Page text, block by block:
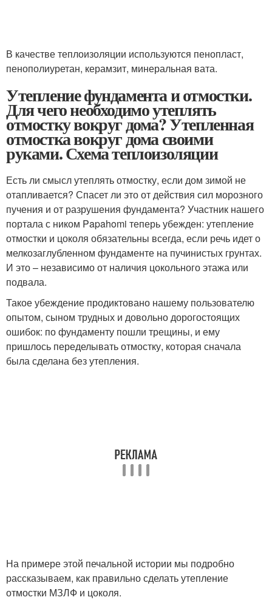
В качестве теплоизоляции используются пенопласт,
пенополиуретан, керамзит, минеральная вата.
Утепление фундамента и отмостки.
Для чего необходимо утеплять
отмостку вокруг дома? Утепленная
отмостка вокруг дома своими
руками. Схема теплоизоляции
Есть ли смысл утеплять отмостку, если дом зимой не
отапливается? Спасет ли это от действия сил морозного
пучения и от разрушения фундамента? Участник нашего
портала с ником Papahomi теперь убежден: утепление
отмостки и цоколя обязательны всегда, если речь идет о
мелкозаглубленном фундаменте на пучинистых грунтах.
И это – независимо от наличия цокольного этажа или
подвала.
Такое убеждение продиктовано нашему пользователю
опытом, сыном трудных и довольно дорогостоящих
ошибок: по фундаменту пошли трещины, и ему
пришлось переделывать отмостку, которая сначала
была сделана без утепления.
На примере этой печальной истории мы подробно
рассказываем, как правильно сделать утепление
отмостки МЗЛФ и цоколя.